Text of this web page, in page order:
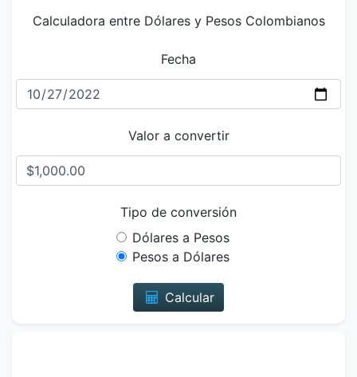
Calculadora entre Dólares y Pesos Colombianos
Fecha
Valor a convertir
Tipo de conversión
Dólares a Pesos
Pesos a Dólares
Calcular